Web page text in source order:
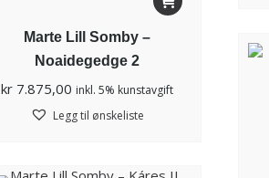
Marte Lill Somby –
Noaidegedge 2
kr7.875,00 inkl. 5% kunstavgift
Legg til ønskeliste